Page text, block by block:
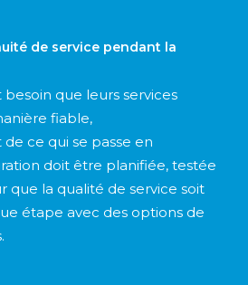
de service pendant la
besoin que leurs services
fiable,
ce qui se passe en
doit être planifiée, testée
que la qualité de service soit
étape avec des options de